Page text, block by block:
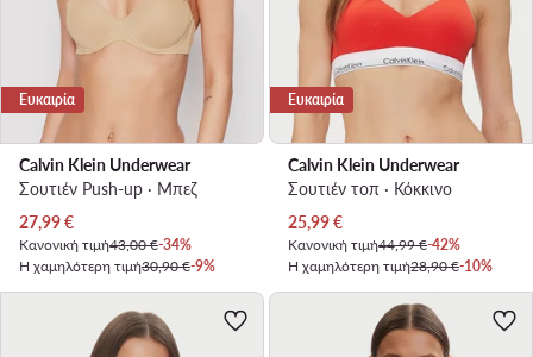
Ευκαιρία
Calvin Klein Underwear
Σουτιέν Push-up · Μπεζ
Τρέχουσα τιμή
27,99€
Κανονική τιμή43,00 €-34%
Η χαμηλότερη τιμή30,90 €-9%
Ευκαιρία
Calvin Klein Underwear
Σουτιέν τοπ · Κόκκινο
Τρέχουσα τιμή
25,99€
Κανονική τιμή44,99 €-42%
Η χαμηλότερη τιμή28,90 €-10%